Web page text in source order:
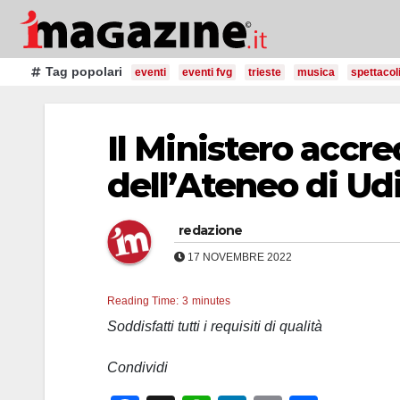
Salta
contenutoTag popolari eventi eventi fvg trieste musica spettacoli
Il Ministero
dell’Ateneo di
redazione
17 NOVEMBRE 2022
Reading Time: 3 minutes
Soddisfatti tutti i requisiti di qualità
Condividi